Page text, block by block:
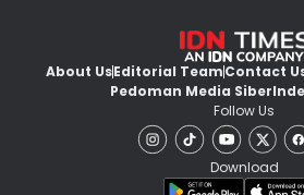
About UsEditorial TeamContact
Pedoman Media Siber
Follow Us
Download